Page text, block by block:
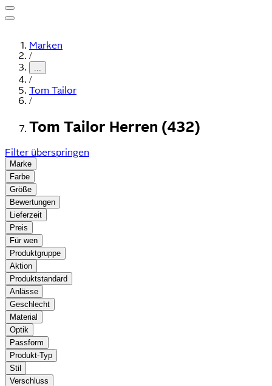
Marken
/
...
/
Tom Tailor
/
Tom Tailor Herren (432)
Filter überspringen
Marke
Farbe
Größe
Bewertungen
Lieferzeit
Preis
Für wen
Produktgruppe
Aktion
Produktstandard
Anlässe
Geschlecht
Material
Optik
Passform
Produkt-Typ
Stil
Verschluss